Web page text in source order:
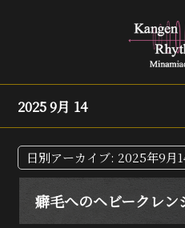
2025 9月 14
日別アーカイブ: 2025年9月
癖毛へのヘビークレン